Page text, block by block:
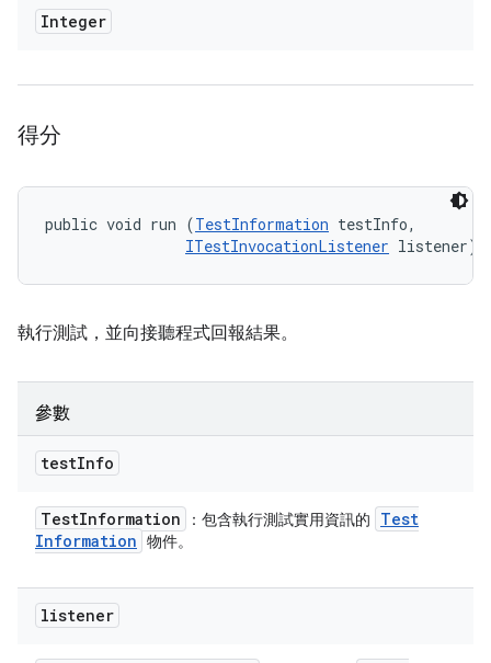
Integer
得分
public void run (TestInformation testInfo,
ITestInvocationListener listener)
執行測試，並向接聽程式回報結果。
參數
testInfo
TestInformation ：包含執行測試實用資訊的
Test
Information 物件。
listener